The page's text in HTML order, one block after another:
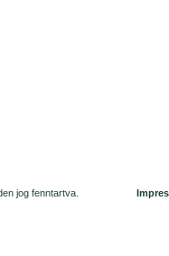
jog fenntartva.